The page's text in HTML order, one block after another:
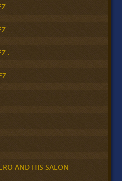
.
AND HIS SALON